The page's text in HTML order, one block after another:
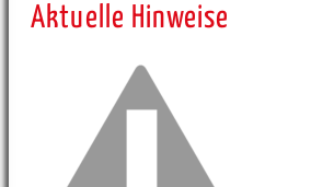
Aktuelle Hinweise